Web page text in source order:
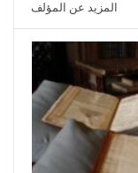
المزيد عن المؤلف